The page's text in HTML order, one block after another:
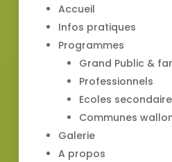
Accueil
Infos pratiques
Programmes
Grand Public &
Professionnels
Ecoles
Communes
Galerie
A propos